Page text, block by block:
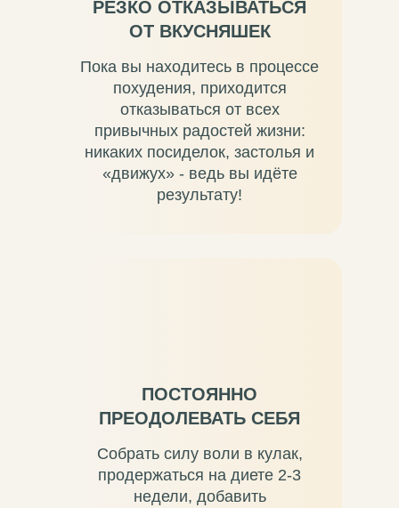
РЕЗКО ОТКАЗЫВАТЬСЯ
ОТ ВКУСНЯШЕК
Пока вы находитесь в процессе
похудения, приходится
отказываться от всех
привычных радостей жизни:
никаких посиделок, застолья и
«движух» - ведь вы идёте
результату!
ПОСТОЯННО
ПРЕОДОЛЕВАТЬ СЕБЯ
Собрать силу воли в кулак,
продержаться на диете 2-3
недели, добавить